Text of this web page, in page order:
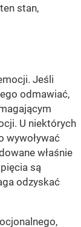
stan,
Jeśli
odmawiać,
U niektórych
wywoływać
właśnie
są
odzyskać